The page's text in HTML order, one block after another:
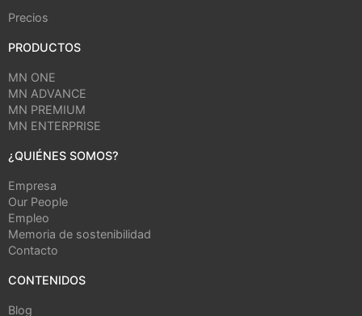
Precios
PRODUCTOS
MN ONE
MN ADVANCE
MN PREMIUM
MN ENTERPRISE
¿QUIÉNES SOMOS?
Empresa
Our People
Empleo
Memoria de sostenibilidad
Contacto
CONTENIDOS
Blog